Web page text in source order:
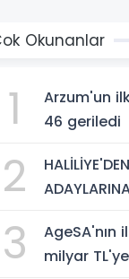
Okunanlar
1
Arzum'un
46 geriledi
2
3
AgeSA'nın
milyar